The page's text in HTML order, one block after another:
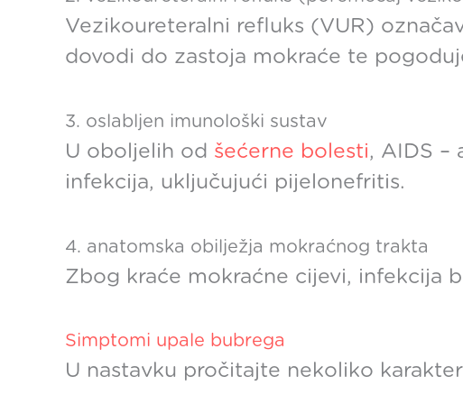
Vezikoureteralni refluks (VUR)
dovodi do zastoja mokraće te
3. oslabljen imunološki sustav
U oboljelih od šećerne bolesti, AIDS –
infekcija, uključujući pijelonefritis.
4. anatomska obilježja mokraćnog trakta
Zbog kraće mokraćne cijevi, infekcija
Simptomi upale bubrega
U nastavku pročitajte nekoliko